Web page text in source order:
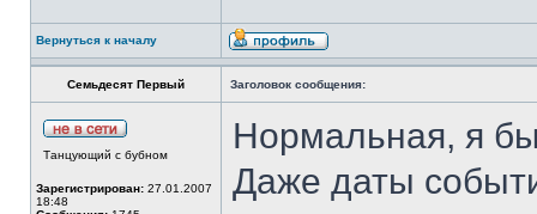
Вернуться к началу
Семьдесят Первый Заголовок сообщения:
Танцующий с бубном
Зарегистрирован: 27.01.2007
18:48
Нормальная, я
Даже даты